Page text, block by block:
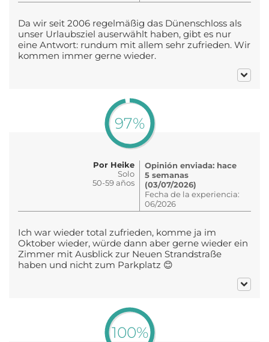
Da wir seit 2006 regelmäßig das Dünenschloss als
unser Urlaubsziel auserwählt haben, gibt es nur
eine Antwort: rundum mit allem sehr zufrieden. Wir
kommen immer gerne wieder.
97%
Por Heike
Solo
50-59 años
Opinión enviada: hace
5 semanas
(03/07/2026)
Fecha de la experiencia:
06/2026
Ich war wieder total zufrieden, komme ja im
Oktober wieder, würde dann aber gerne wieder ein
Zimmer mit Ausblick zur Neuen Strandstraße
haben und nicht zum Parkplatz 😊
100%